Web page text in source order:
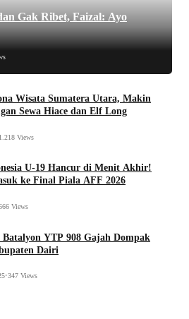
Gak Ribet, Faizal: Ayo
Wisata Sumatera Utara, Makin
Sewa Hiace dan Elf Long
1.218 Views
U-19 Hancur di Menit Akhir!
ke Final Piala AFF 2026
Views
YTP 908 Gajah Dompak
Dairi
•347 Views